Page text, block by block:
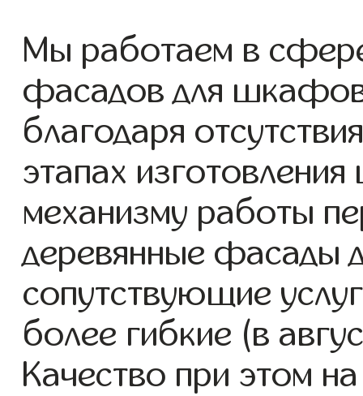
Мы работаем в
фасадов для
благодаря
этапах
механизму работы
деревянные фасады
сопутствующие
более гибкие (в
Качество при этом